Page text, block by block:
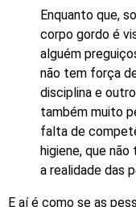
Enquanto que,
corpo gordo é
alguém
não tem força
disciplina e
também muito
falta de
higiene, que
a realidade das
E aí é como se as